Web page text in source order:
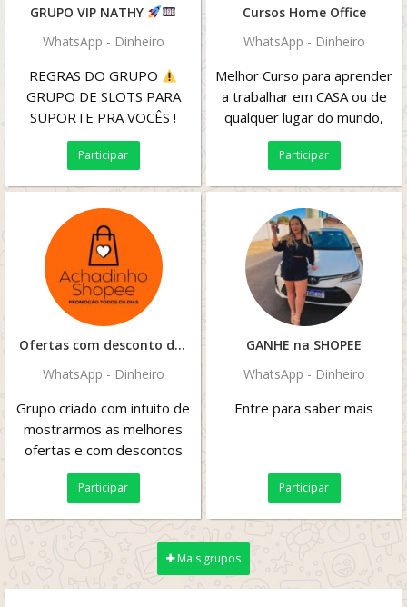
GRUPO VIP NATHY
WhatsApp - Dinheiro
REGRAS DO GRUPO
GRUPO DE SLOTS PARA
SUPORTE PRA VOCÊS !
*BRINCADEIRAS E
PREMIAÇÕES* • PRINT DE
Participar
Cursos Home Office
WhatsApp - Dinheiro
Melhor Curso para aprender
a trabalhar em CASA ou de
qualquer lugar do mundo,
utilizando a internet pelo
celular ou...
Participar
Ofertas com desconto da shops
WhatsApp - Dinheiro
Grupo criado com intuito de
mostrarmos as melhores
ofertas e com descontos
especiais achados na
shopee!!
Participar
GANHE na SHOPEE
WhatsApp - Dinheiro
Entre para saber mais
Participar
Mais grupos